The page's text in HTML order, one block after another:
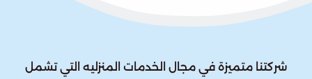
شركتنا متميزة في مجال الخدمات المنزليه التي تشمل